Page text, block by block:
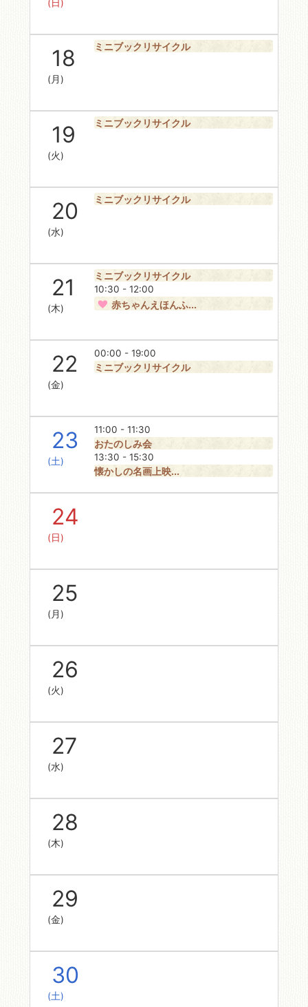
(日)
18
(月)
ミニブックリサイクル
19
(火)
ミニブックリサイクル
20
(水)
ミニブックリサイクル
21
(木)
ミニブックリサイクル
10:30 - 12:00
赤ちゃんえほんふ...
22
(金)
00:00 - 19:00
ミニブックリサイクル
23
(土)
11:00 - 11:30
おたのしみ会
13:30 - 15:30
懐かしの名画上映...
24
(日)
25
(月)
26
(火)
27
(水)
28
(木)
29
(金)
30
(土)